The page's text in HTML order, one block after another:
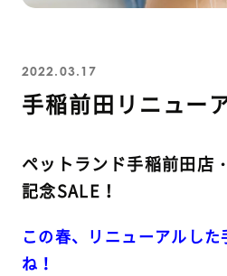
2022.03.17
手稲前田リニュー
ペットランド手稲前田店
記念SALE！
この春、リニューアルし
ね！